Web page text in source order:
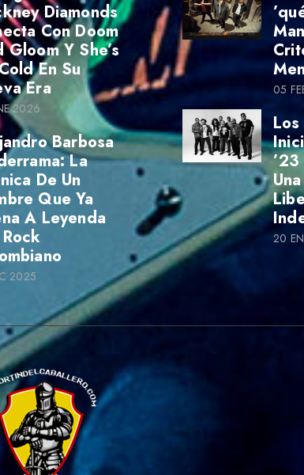
Diamonds
Con Doom
Gloom Y She’s
En Su
Era
2026
Barbosa
La
De Un
Que Ya
A Leyenda
2025
05
20